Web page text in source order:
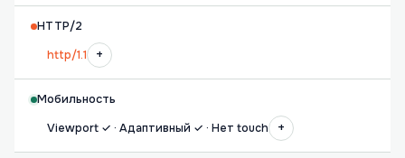
HTTP/2
http/1.1
+
Мобильность
Viewport ✓ · Адаптивный ✓ · Нет touch
+